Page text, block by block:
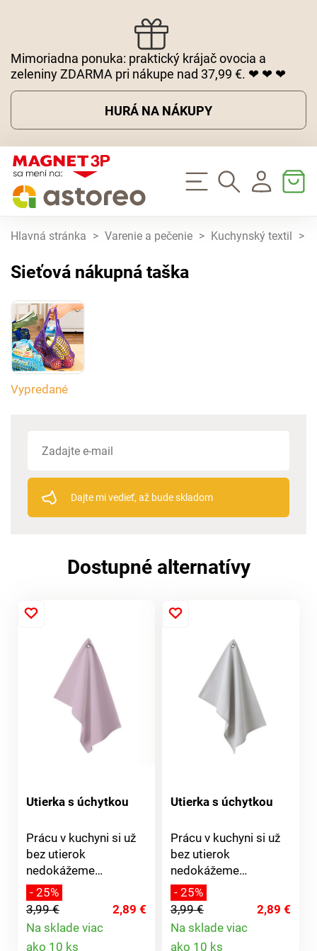
Mimoriadna ponuka: praktický krájač ovocia a
zeleniny ZDARMA pri nákupe nad 37,99 €. ❤ ❤ ❤
HURÁ NA NÁKUPY
Hlavná stránka > Varenie a pečenie > Kuchynský textil >
Sieťová nákupná taška
Vypredané
Dajte mi vedieť, až bude skladom
Dostupné alternatívy
Utierka s úchytkou
Prácu v kuchyni si už
bez utierok
nedokážeme
predstaviť. Plnia úlohu
praktickú a zároveň
dokážu do kuchyne
vniesť príjemný
- 25%
3,99 €
2,89 €
Na sklade viac
ako 10 ks
Utierka s úchytkou
Prácu v kuchyni si už
bez utierok
nedokážeme
predstaviť. Plnia úlohu
praktickú a zároveň
dokážu do kuchyne
vniesť príjemný
- 25%
3,99 €
2,89 €
Na sklade viac
ako 10 ks